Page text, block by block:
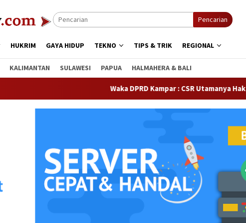
Pencarian
HUKRIM GAYA HIDUP TEKNO TIPS & TRIK REGIONAL
KALIMANTAN SULAWESI PAPUA HALMAHERA & BALI
Waka DPRD Kampar : CSR Utamanya Hak